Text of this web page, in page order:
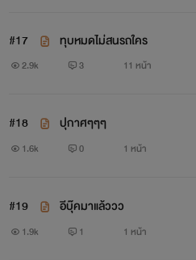
#17 ทุบหมดไม่สนรถใคร
2.9k 3 11 หน้า
#18 ปุกาศๆๆๆ
1.6k 0 1 หน้า
#19 อีบุ๊คมาแล้ววว
1.9k 1 1 หน้า